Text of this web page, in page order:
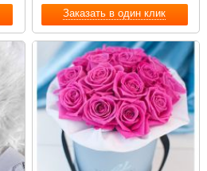
Заказать в один клик